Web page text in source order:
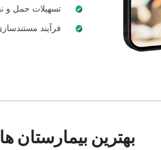
بهترین بیمارستان ها